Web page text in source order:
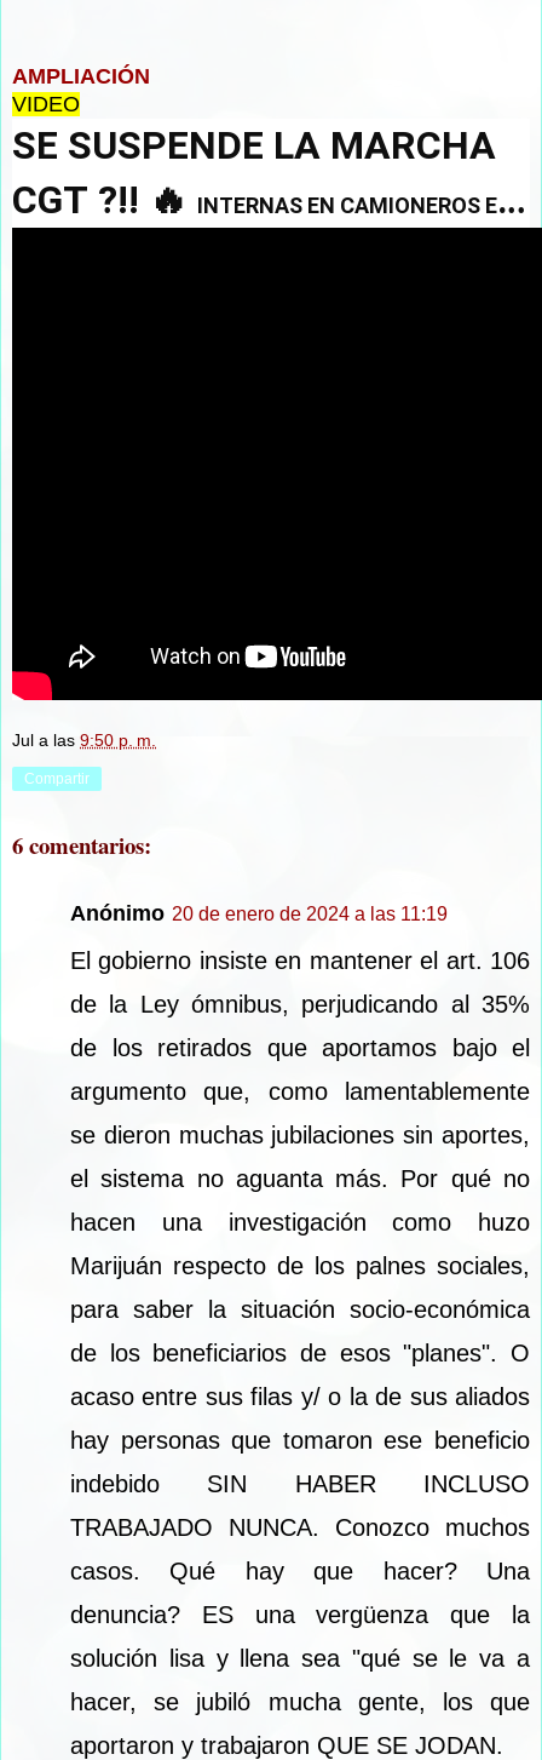
AMPLIACIÓN
VIDEO
SE SUSPENDE LA MARCHA
CGT ?!! 🔥
INTERNAS EN CAMIONEROS EN
Jul a las 9:50 p. m.
Compartir
6 comentarios:
Anónimo 20 de enero de 2024 a las 11:19
El gobierno insiste en mantener el art. 106
de la Ley ómnibus, perjudicando al 35%
de los retirados que aportamos bajo el
argumento que, como lamentablemente
se dieron muchas jubilaciones sin aportes,
el sistema no aguanta más. Por qué no
hacen una investigación como huzo
Marijuán respecto de los palnes sociales,
para saber la situación socio-económica
de los beneficiarios de esos "planes". O
acaso entre sus filas y/ o la de sus aliados
hay personas que tomaron ese beneficio
indebido SIN HABER INCLUSO
TRABAJADO NUNCA. Conozco muchos
casos. Qué hay que hacer? Una
denuncia? ES una vergüenza que la
solución lisa y llena sea "qué se le va a
hacer, se jubiló mucha gente, los que
aportaron y trabajaron QUE SE JODAN.